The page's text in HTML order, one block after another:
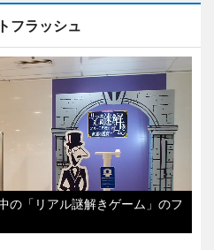
フラッシュ
の「リアル謎解きゲーム」のフ